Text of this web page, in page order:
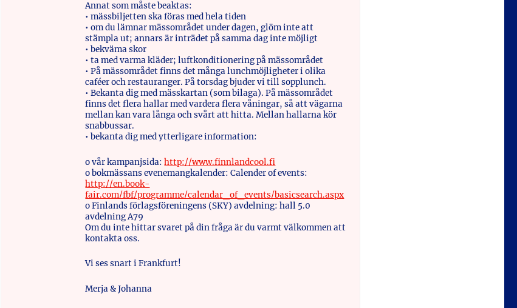
Annat som måste beaktas:
• mässbiljetten ska föras med hela tiden
• om du lämnar mässområdet under dagen, glöm inte att
stämpla ut; annars är inträdet på samma dag inte möjligt
• bekväma skor
• ta med varma kläder; luftkonditionering på mässområdet
• På mässområdet finns det många lunchmöjligheter i olika
caféer och restauranger. På torsdag bjuder vi till sopplunch.
• Bekanta dig med mässkartan (som bilaga). På mässområdet
finns det flera hallar med vardera flera våningar, så att vägarna
mellan kan vara långa och svårt att hitta. Mellan hallarna kör
snabbussar.
• bekanta dig med ytterligare information:
o vår kampanjsida:http://www.finnlandcool.fi
o bokmässans evenemangkalender: Calender of events:
http://en.book-
fair.com/fbf/programme/calendar_of_events/basicsearch.aspx
o Finlands förlagsföreningens (SKY) avdelning: hall 5.0
avdelning A79
Om du inte hittar svaret på din fråga är du varmt välkommen att
kontakta oss.
Vi ses snart i Frankfurt!
Merja & Johanna